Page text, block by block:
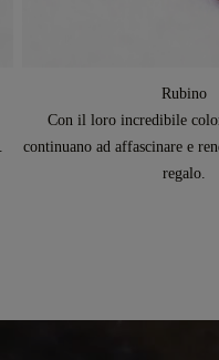
Rubino
Con il loro incredibile
continuano ad affascinare e
regalo.